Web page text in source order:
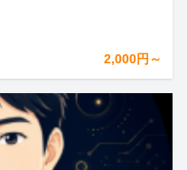
2,000円～